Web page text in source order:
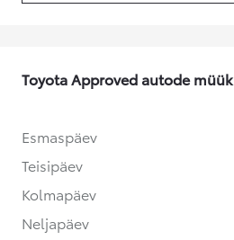
Toyota Approved autode müük
Esmaspäev
Teisipäev
Kolmapäev
Neljapäev